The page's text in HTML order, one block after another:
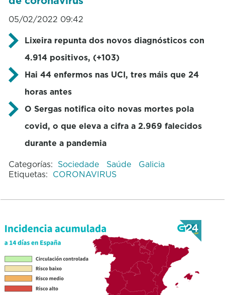
05/02/2022 09:42
Lixeira repunta dos novos diagnósticos con
4.914 positivos, (+103)
Hai 44 enfermos nas UCI, tres máis que 24
horas antes
O Sergas notifica oito novas mortes pola
covid, o que eleva a cifra a 2.969 falecidos
durante a pandemia
Categorías: Sociedade Saúde
Galicia
Etiquetas: CORONAVIRUS